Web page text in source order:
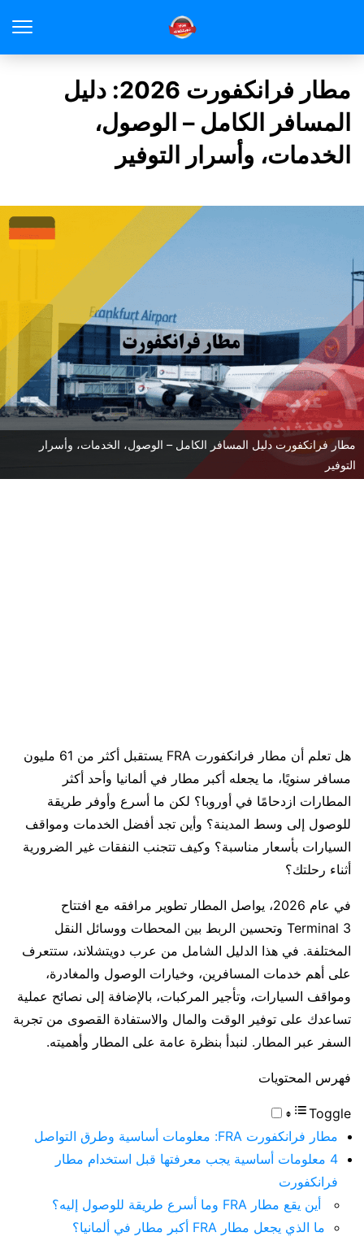
مطار فرانكفورت 2026: دليل
المسافر الكامل – الوصول،
الخدمات، وأسرار التوفير
مطار فرانكفورت دليل المسافر الكامل – الوصول، الخدمات، وأسرار
التوفير
هل تعلم أن مطار فرانكفورت FRA يستقبل أكثر من 61 مليون
مسافر سنويًا، ما يجعله أكبر مطار في ألمانيا وأحد أكثر
المطارات ازدحامًا في أوروبا؟ لكن ما أسرع وأوفر طريقة
للوصول إلى وسط المدينة؟ وأين تجد أفضل الخدمات ومواقف
السيارات بأسعار مناسبة؟ وكيف تتجنب النفقات غير الضرورية
أثناء رحلتك؟
في عام 2026، يواصل المطار تطوير مرافقه مع افتتاح
Terminal 3 وتحسين الربط بين المحطات ووسائل النقل
المختلفة. في هذا الدليل الشامل من عرب دويتشلاند، ستتعرف
على أهم خدمات المسافرين، وخيارات الوصول والمغادرة،
ومواقف السيارات، وتأجير المركبات، بالإضافة إلى نصائح عملية
تساعدك على توفير الوقت والمال والاستفادة القصوى من تجربة
السفر عبر المطار. لنبدأ بنظرة عامة على المطار وأهميته.
فهرس المحتويات
Toggle
مطار فرانكفورت FRA: معلومات أساسية وطرق التواصل
4 معلومات أساسية يجب معرفتها قبل استخدام مطار
فرانكفورت
أين يقع مطار FRA وما أسرع طريقة للوصول إليه؟
ما الذي يجعل مطار FRA أكبر مطار في ألمانيا؟